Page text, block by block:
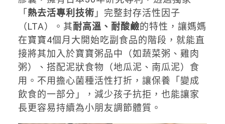
「 熱去活專利技術 」完整封存活性因子
（LTA）。其耐高溫、耐酸鹼的特性，讓媽媽
在寶寶4個月大開始吃副食品的階段，就能直
接將其加入於寶寶粥品中（如蔬菜粥、雞肉
粥）、搭配泥狀食物（地瓜泥、南瓜泥）食
用。不用擔心菌種活性打折，讓保養「變成
飲食的一部分」，減少孩子抗拒，也能讓家
長更容易持續為小朋友調節體質。